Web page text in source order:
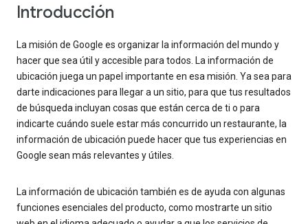
Introducción
La misión de Google es organizar la información del mundo y
hacer que sea útil y accesible para todos. La información de
ubicación juega un papel importante en esa misión. Ya sea para
darte indicaciones para llegar a un sitio, para que tus resultados
de búsqueda incluyan cosas que están cerca de ti o para
indicarte cuándo suele estar más concurrido un restaurante, la
información de ubicación puede hacer que tus experiencias en
Google sean más relevantes y útiles.
La información de ubicación también es de ayuda con algunas
funciones esenciales del producto, como mostrarte un sitio